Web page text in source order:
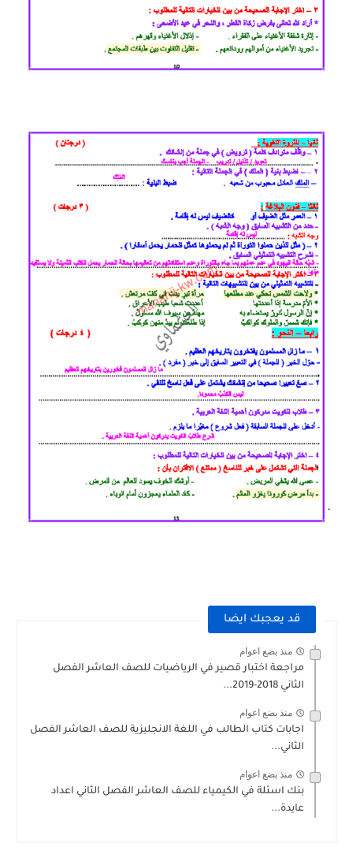
قد يعجبك ايضا
منذ بضع اعوام
مراجعة اختبار قصير في الرياضيات للصف العاشر الفصل
الثاني 2018-2019...
منذ بضع اعوام
اجابات كتاب الطالب في اللغة الانجليزية للصف العاشر الفصل
الثاني...
منذ بضع اعوام
بنك اسئلة في الكيمياء للصف العاشر الفصل الثاني اعداد
عايدة...